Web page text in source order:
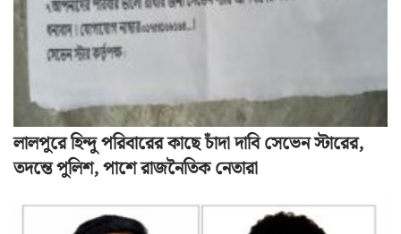
লালপুরে হিন্দু পরিবারের কাছে চাঁদা দাবি সেভেন স্টারের,
তদন্তে পুলিশ, পাশে রাজনৈতিক নেতারা